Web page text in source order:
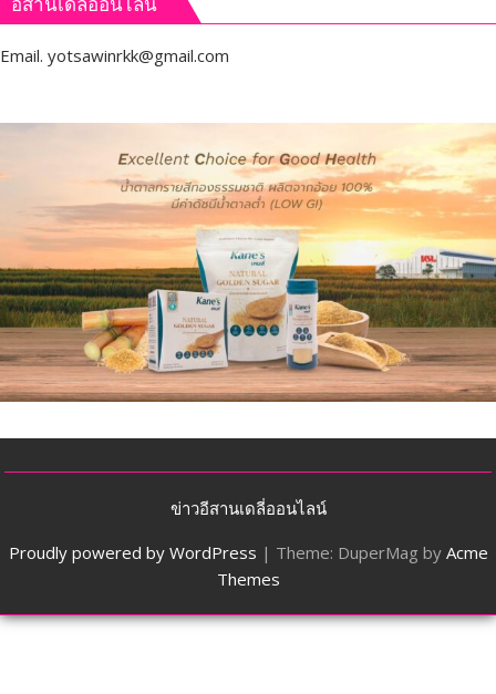
อีสานเดลี่ออนไลน์
Email. yotsawinrkk@gmail.com
ข่าวอีสานเดลี่ออนไลน์
Proudly powered by WordPress | Theme: DuperMag by Acme
Themes